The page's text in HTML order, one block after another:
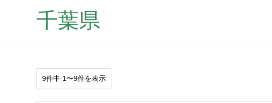
千葉県
9件中 1〜9件を表示